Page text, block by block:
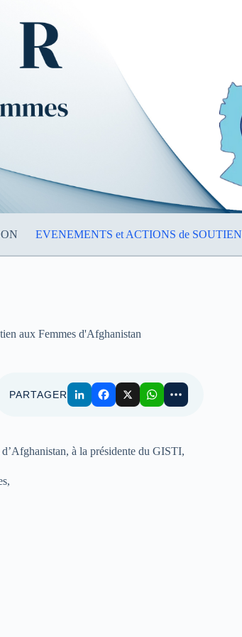
EVENEMENTS et ACTIONS de SOUTIEN
aux Femmes d'Afghanistan
PARTAGER
à la présidente du GISTI,